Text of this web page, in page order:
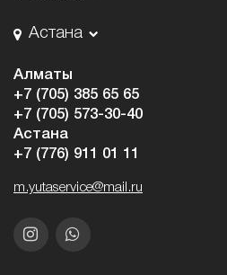
Астана
Алматы
+7 (705) 385 65 65
+7 (705) 573-30-40
Астана
+7 (776) 911 01 11
m.yutaservice@mail.ru